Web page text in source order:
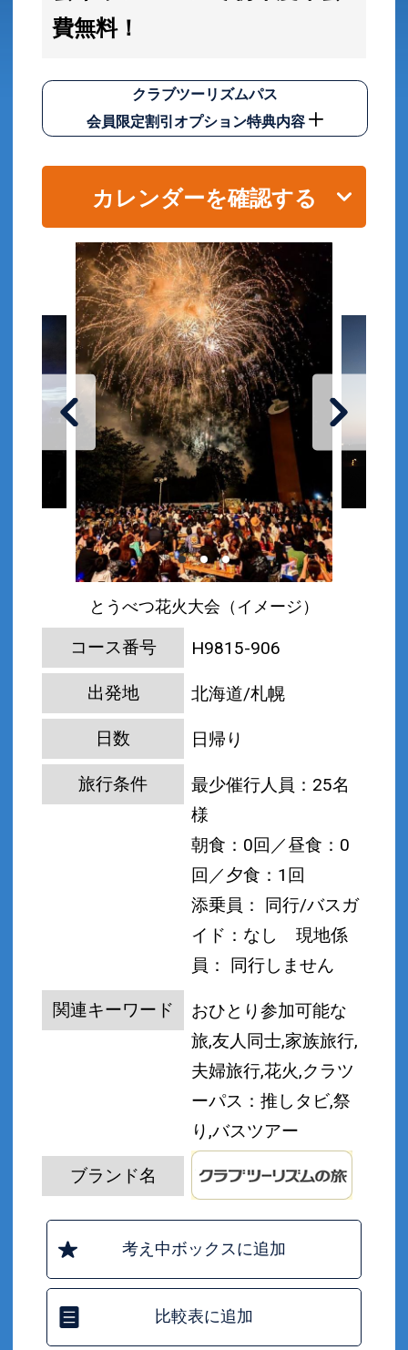
費無料！
クラブツーリズムパス
会員限定割引オプション特典内容
カレンダーを確認する
とうべつ花火大会（イメージ）
コース番号 H9815-906
出発地 北海道/札幌
日数 日帰り
旅行条件
最少催行人員：25名
様
朝食：0回／昼食：0
回／夕食：1回
添乗員： 同行/バスガ
イド：なし
現地係
員： 同行しません
関連キーワード
おひとり参加可能な
旅,友人同士,家族旅行,
夫婦旅行,花火,クラツ
ーパス：推しタビ,祭
り,バスツアー
ブランド名
考え中ボックスに追加
比較表に追加